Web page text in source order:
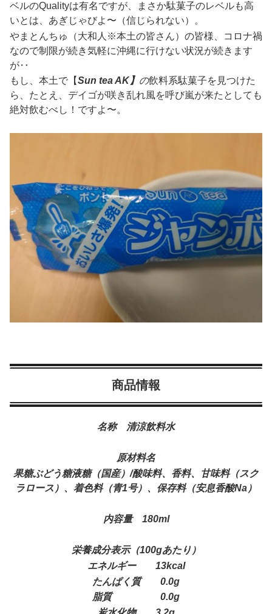
ベルのQualityは有名ですが、まさか駄菓子のレベルも高
いとは、あぎじゃびよ〜（信じられない）。
やまとんちゅ（大和人※本土の皆さん）の皆様、コロナ禍
なので制限が続き気軽に沖縄に行けない状況が続きます
が‥
もし、本土で 【Sun tea AK】 の飲料系駄菓子を見つけた
ら、たとえ、デイゴが咲き乱れ風を呼び嵐が来たとしても
絶対飲むべし！ですよ〜。
商品情報
名称 清涼飲料水
原材料名
果糖ぶどう糖液糖（国産）/酸味料、香料、甘味料（スク
ラロース）、着色料（青1号）、保存料（安息香酸Na）
内容量 180ml
栄養成分表示（100gあたり）
エネルギー 13kcal
たんぱく質 0.0g
脂質 0.0g